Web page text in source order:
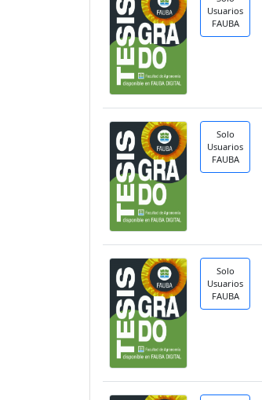
Usuarios
FAUBA
Solo
Usuarios
FAUBA
Solo
Usuarios
FAUBA